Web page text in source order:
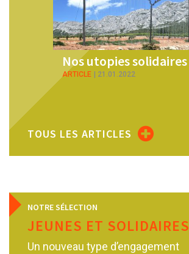
Nos utopies solidaires
ARTICLE 21.01.2022
TOUS LES ARTICLES
NOTRE SÉLECTION
JEUNES ET SOLIDAIRES
Un nouveau type d’engagement